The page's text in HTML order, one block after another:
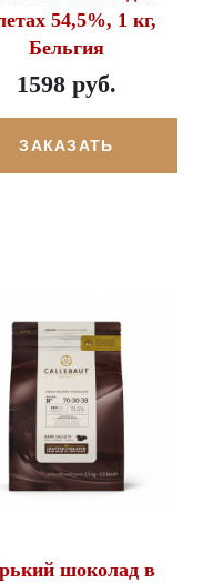
54,5%, 1 кг,
Бельгия
1598 руб.
ЗАКАЗАТЬ
шоколад в